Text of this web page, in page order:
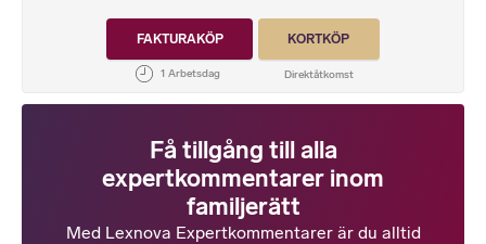
FAKTURAKÖP KORTKÖP
Få tillgång till alla
expertkommentarer inom
familjerätt
Med Lexnova Expertkommentarer är du alltid